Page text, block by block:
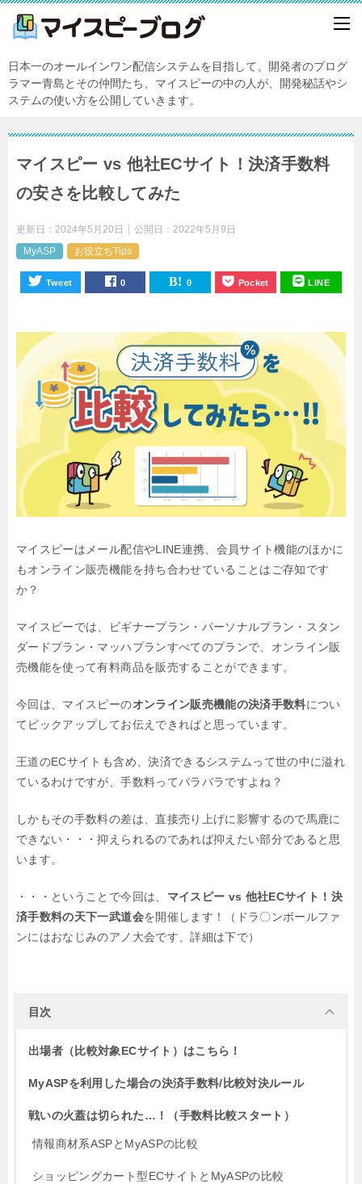
日本一のオールインワン配信システムを目指して、開発者のプログ
ラマー青島とその仲間たち、マイスピーの中の人が、開発秘話やシ
ステムの使い方を公開していきます。
マイスピー vs 他社ECサイト！決済手数料
の安さを比較してみた
更新日： 2024年5月20日 公開日： 2022年5月9日
MyASP
お役立ちTips
Tweet 0 0 Pocket LINE
マイスピーはメール配信やLINE連携、会員サイト機能のほかに
もオンライン販売機能を持ち合わせていることはご存知です
か？
マイスピーでは、
ビギナープラン・パーソナルプラン・スタン
ダードプラン・マッハプランすべてのプランで、オンライン販
売機能を使って有料商品を販売することができます。
今回は、マイスピーのオンライン販売機能の決済手数料につい
て ピックアップしてお伝えできればと思っています。
王道のECサイトも含め、決済できるシステムって世の中に溢れ
ているわけですが、手数料ってバラバラですよね？
しかもその手数料の差は、直接売り上げに影響するので馬鹿に
できない・・・抑えられるのであれば抑えたい部分であると思
います。
・・・ということで今回は、 マイスピー vs 他社ECサイト！決
済手数料の天下一武道会を開催します！
（ドラ〇ンボールファ
ンにはおなじみのアノ大会です、詳細は下で）
目次
出場者（比較対象ECサイト）はこちら！
MyASPを利用した場合の決済手数料/比較対決ルール
戦いの火蓋は切られた…！（手数料比較スタート）
情報商材系ASPとMyASPの比較
ショッピングカート型ECサイトとMyASPの比較